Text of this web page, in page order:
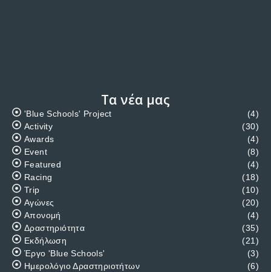
Τα νέα μας
'Blue Schools' Project
(4)
Activity
(30)
Awards
(4)
Event
(8)
Featured
(4)
Racing
(18)
Trip
(10)
Αγώνες
(20)
Απονομή
(4)
Δραστηριότητα
(35)
Εκδήλωση
(21)
Έργο 'Blue Schools'
(3)
Ημερολόγιο Δραστηριοτήτων
(6)